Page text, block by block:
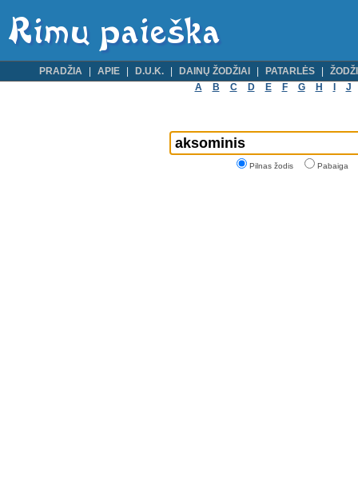
PRADŽIA APIE D.U.K. DAINŲ ŽODŽIAI PATARLĖS
A
B C D E F G H J
Pilnas žodis Pabaiga